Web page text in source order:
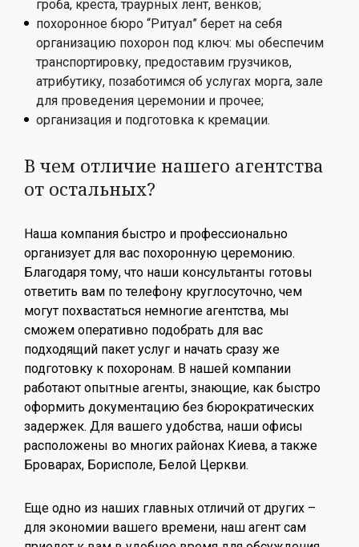
гроба, креста, траурных лент, венков;
похоронное бюро “Ритуал” берет на себя
организацию похорон под ключ: мы обеспечим
транспортировку, предоставим грузчиков,
атрибутику, позаботимся об услугах морга, зале
для проведения церемонии и прочее;
организация и подготовка к кремации.
В чем отличие нашего агентства
от остальных?
Наша компания быстро и профессионально
организует для вас похоронную церемонию.
Благодаря тому, что наши консультанты готовы
ответить вам по телефону круглосуточно, чем
могут похвастаться немногие агентства, мы
сможем оперативно подобрать для вас
подходящий пакет услуг и начать сразу же
подготовку к похоронам. В нашей компании
работают опытные агенты, знающие, как быстро
оформить документацию без бюрократических
задержек. Для вашего удобства, наши офисы
расположены во многих районах Киева, а также
Броварах, Борисполе, Белой Церкви.
Еще одно из наших главных отличий от других –
для экономии вашего времени, наш агент сам